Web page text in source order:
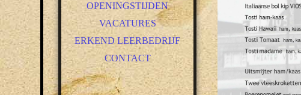
OPENINGSTIJDEN
VACATURES
ERKEND LEERBEDRIJF
CONTACT